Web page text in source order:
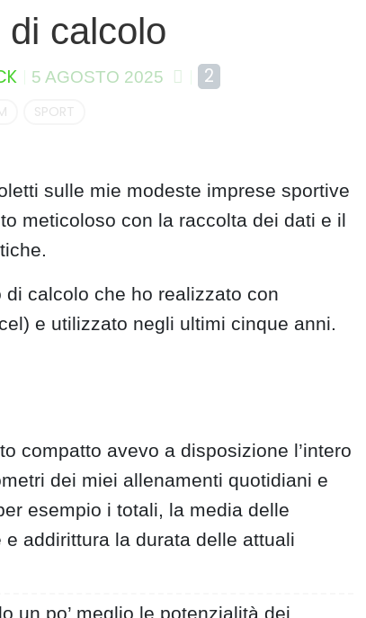
di calcolo
5 AGOSTO 2025 2
SPORT
sulle mie modeste imprese sportive
meticoloso con la raccolta dei dati e il
calcolo che ho realizzato con
e utilizzato negli ultimi cinque anni.
compatto avevo a disposizione l’intero
dei miei allenamenti quotidiani e
esempio i totali, la media delle
addirittura la durata delle attuali
un po’ meglio le potenzialità dei